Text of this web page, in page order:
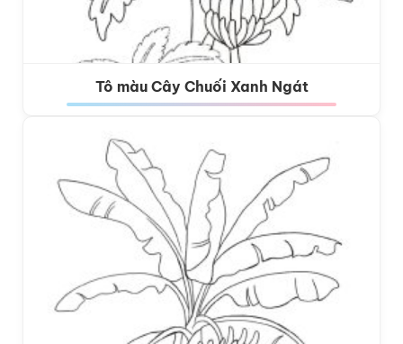
Tô màu Cây Chuối Xanh Ngát